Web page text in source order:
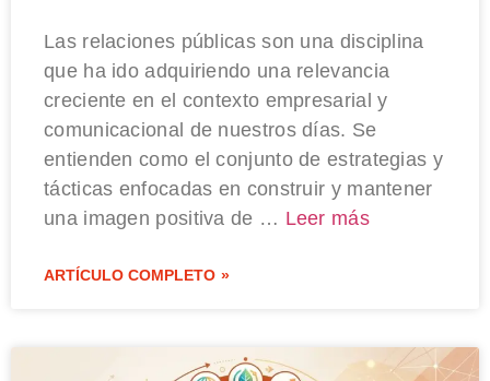
Las relaciones públicas son una disciplina
que ha ido adquiriendo una relevancia
creciente en el contexto empresarial y
comunicacional de nuestros días. Se
entienden como el conjunto de estrategias y
tácticas enfocadas en construir y mantener
una imagen positiva de … Leer más
ARTÍCULO COMPLETO »